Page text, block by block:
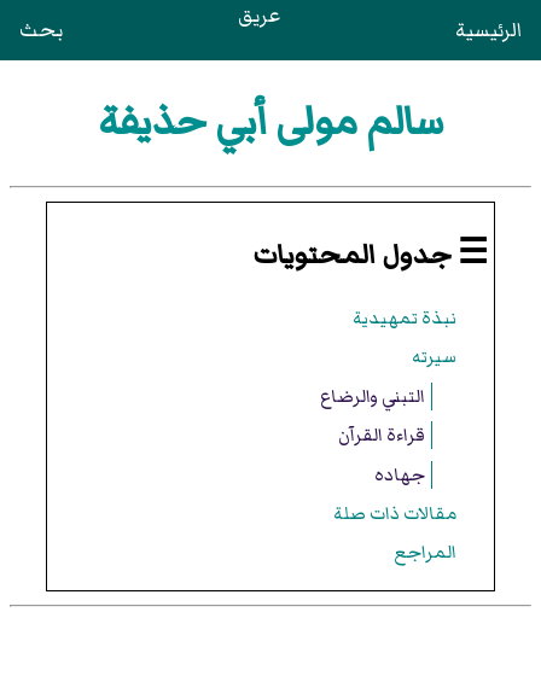
الرئيسية عريق بحث
سالم مولى أبي حذيفة
☰ جدول المحتويات
نبذة تمهيدية
سيرته
التبني والرضاع
قراءة القرآن
جهاده
مقالات ذات صلة
المراجع